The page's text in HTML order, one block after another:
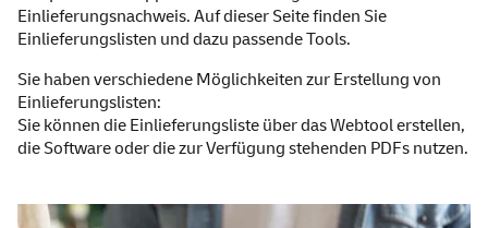
Einlieferungsnachweis. Auf dieser Seite finden Sie
Einlieferungslisten und dazu passende Tools.
Sie haben verschiedene Möglichkeiten zur Erstellung von
Einlieferungslisten:
Sie können die Einlieferungsliste über dasWebtoolerstellen,
dieSoftwareoder die zur Verfügung stehenden PDFs nutzen.